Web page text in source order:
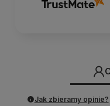
Jak zbieramy opinie?